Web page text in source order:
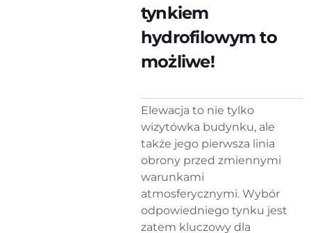
tynkiem
hydrofilowym to
możliwe!
Elewacja to nie tylko
wizytówka budynku, ale
także jego pierwsza linia
obrony przed zmiennymi
warunkami
atmosferycznymi. Wybór
odpowiedniego tynku jest
zatem kluczowy dla